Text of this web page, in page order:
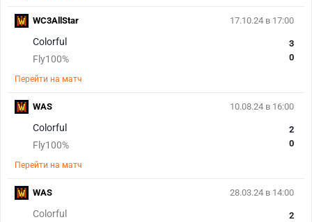
17.10.24 в 17:00
Colorful
Fly100%
3
0
Перейти на матч
WC3AllStar
10.08.24 в 16:00
Colorful
Fly100%
2
0
Перейти на матч
WAS
28.03.24 в 14:00
Colorful
2
WAS